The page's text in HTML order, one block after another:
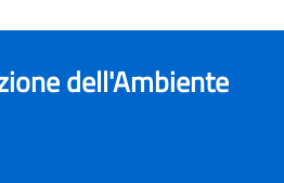
dell'Ambiente